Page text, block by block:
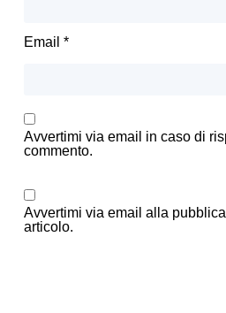
Email *
Avvertimi via email in caso di
commento.
Avvertimi via email alla
articolo.